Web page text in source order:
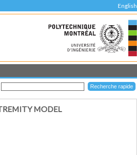
English
MODEL